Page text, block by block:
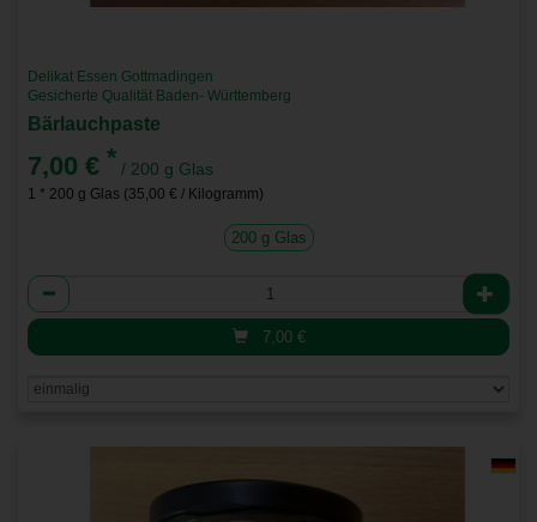
Delikat Essen Gottmadingen
Gesicherte Qualität Baden- Württemberg
Bärlauchpaste
7,00 € * / 200 g Glas
1 * 200 g Glas (35,00 € / Kilogramm)
200 g Glas
Anzahl
7,00 €